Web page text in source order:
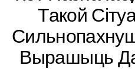
Такой
Вырашыць